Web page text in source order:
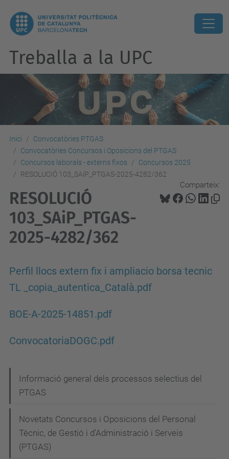
Treballa a la UPC
Inici
Convocatòries PTGAS
Convocatòries Concursos i Oposicions del PTGAS
Concursos laborals - externs fixos
Concursos 2025
RESOLUCIÓ 103_SAiP_PTGAS-2025-4282/362
Comparteix:
RESOLUCIÓ
103_SAiP_PTGAS-
2025-4282/362
Perfil llocs extern fix i ampliacio borsa tecnic
TL _copia_autentica_Català.pdf
BOE-A-2025-14851.pdf
ConvocatoriaDOGC.pdf
Informació general dels processos selectius del
PTGAS
Novetats Concursos i Oposicions del Personal
Tècnic, de Gestió i d'Administració i Serveis
(PTGAS)